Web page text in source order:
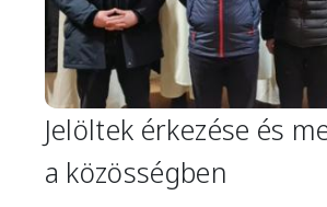
Jelöltek érkezése és
a közösségben